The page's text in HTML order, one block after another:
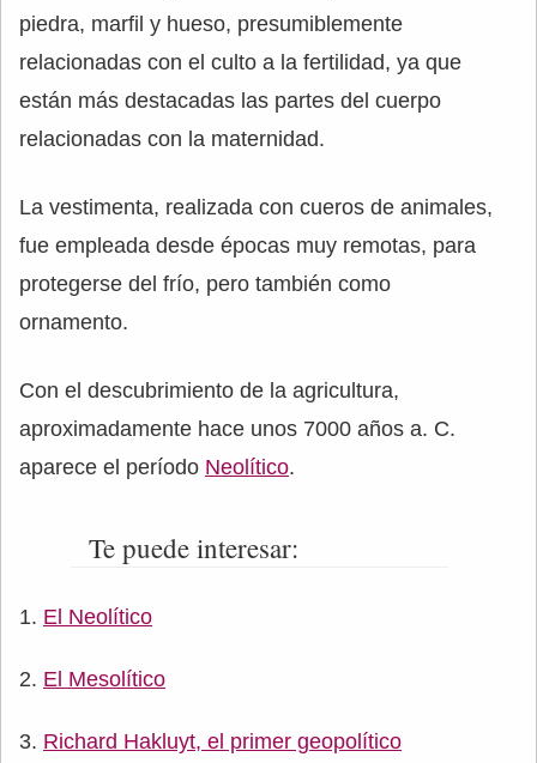
piedra, marfil y hueso, presumiblemente
relacionadas con el culto a la fertilidad, ya que
están más destacadas las partes del cuerpo
relacionadas con la maternidad.
La vestimenta, realizada con cueros de animales,
fue empleada desde épocas muy remotas, para
protegerse del frío, pero también como
ornamento.
Con el descubrimiento de la agricultura,
aproximadamente hace unos 7000 años a. C.
aparece el período Neolítico.
Te puede interesar:
El Neolítico
El Mesolítico
Richard Hakluyt, el primer geopolítico